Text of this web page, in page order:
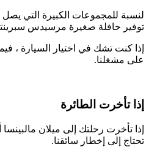
توفير حافلة صغيرة مرسيدس
إذا كنت تشك في اختيار السيارة ،
على مشغلنا.
إذا تأخرت الطائرة
إذا تأخرت رحلتك إلى ميلان
تحتاج إلى إخطار سائقنا.